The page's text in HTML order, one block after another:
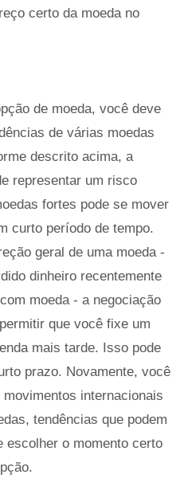
certo da moeda no
de moeda, você deve
de várias moedas
descrito acima, a
representar um risco
fortes pode se mover
curto período de tempo.
geral de uma moeda -
dinheiro recentemente
moeda - a negociação
que você fixe um
mais tarde. Isso pode
prazo. Novamente, você
internacionais
tendências que podem
escolher o momento certo